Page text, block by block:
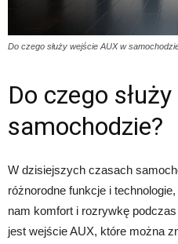
Do czego służy wejście AUX w
Do czego
samochodzie?
W dzisiejszych czasach
różnorodne funkcje i
nam komfort i rozrywkę
jest wejście AUX, które można